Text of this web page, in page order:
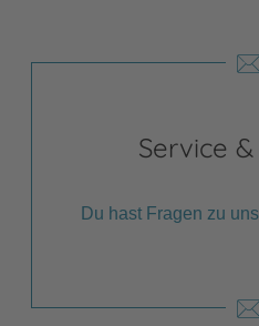
Service
Du hast Fragen zu